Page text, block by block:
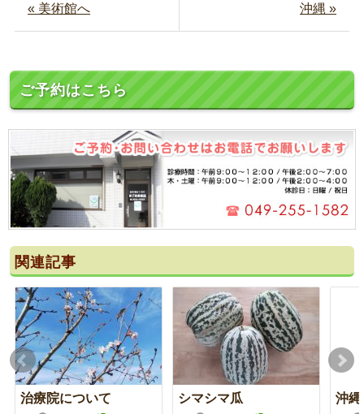
« 美術館へ 沖縄 »
ご予約はこちら
関連記事
治療院について シマシマ瓜 沖縄